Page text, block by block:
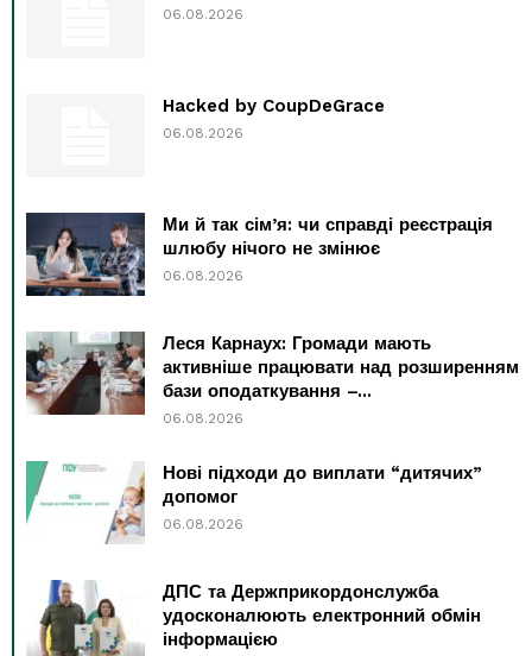
06.08.2026
Hacked by CoupDeGrace
06.08.2026
Ми й так сім’я: чи справді реєстрація
шлюбу нічого не змінює
06.08.2026
Леся Карнаух: Громади мають
активніше працювати над розширенням
бази оподаткування –...
06.08.2026
Нові підходи до виплати “дитячих”
допомог
06.08.2026
ДПС та Держприкордонслужба
удосконалюють електронний обмін
інформацією